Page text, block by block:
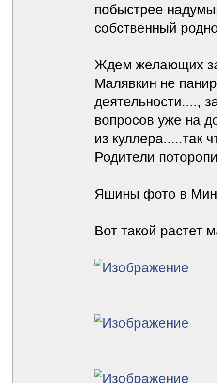
побыстрее
собственный
Ждем желающих
Малявкин не
деятельности....,
вопросов уже на
из куллера.....так
Родители
Яшины фото в
Вот такой растет